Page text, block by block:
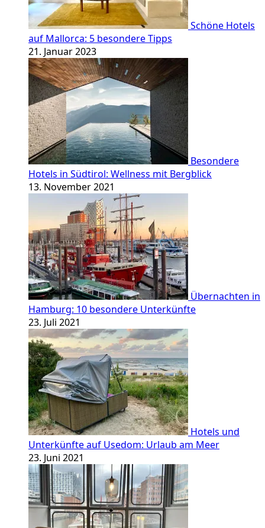
Schöne Hotels
auf Mallorca: 5 besondere Tipps
21. Januar 2023
Besondere
Hotels in Südtirol: Wellness mit Bergblick
13. November 2021
Übernachten in
Hamburg: 10 besondere Unterkünfte
23. Juli 2021
Hotels und
Unterkünfte auf Usedom: Urlaub am Meer
23. Juni 2021